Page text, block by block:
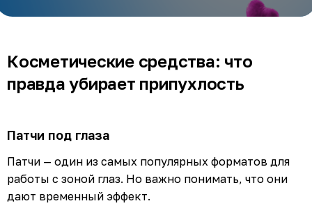
Косметические средства: что
правда убирает припухлость
Патчи под глаза
Патчи — один из самых популярных форматов для
работы с зоной глаз. Но важно понимать, что они
дают временный эффект.